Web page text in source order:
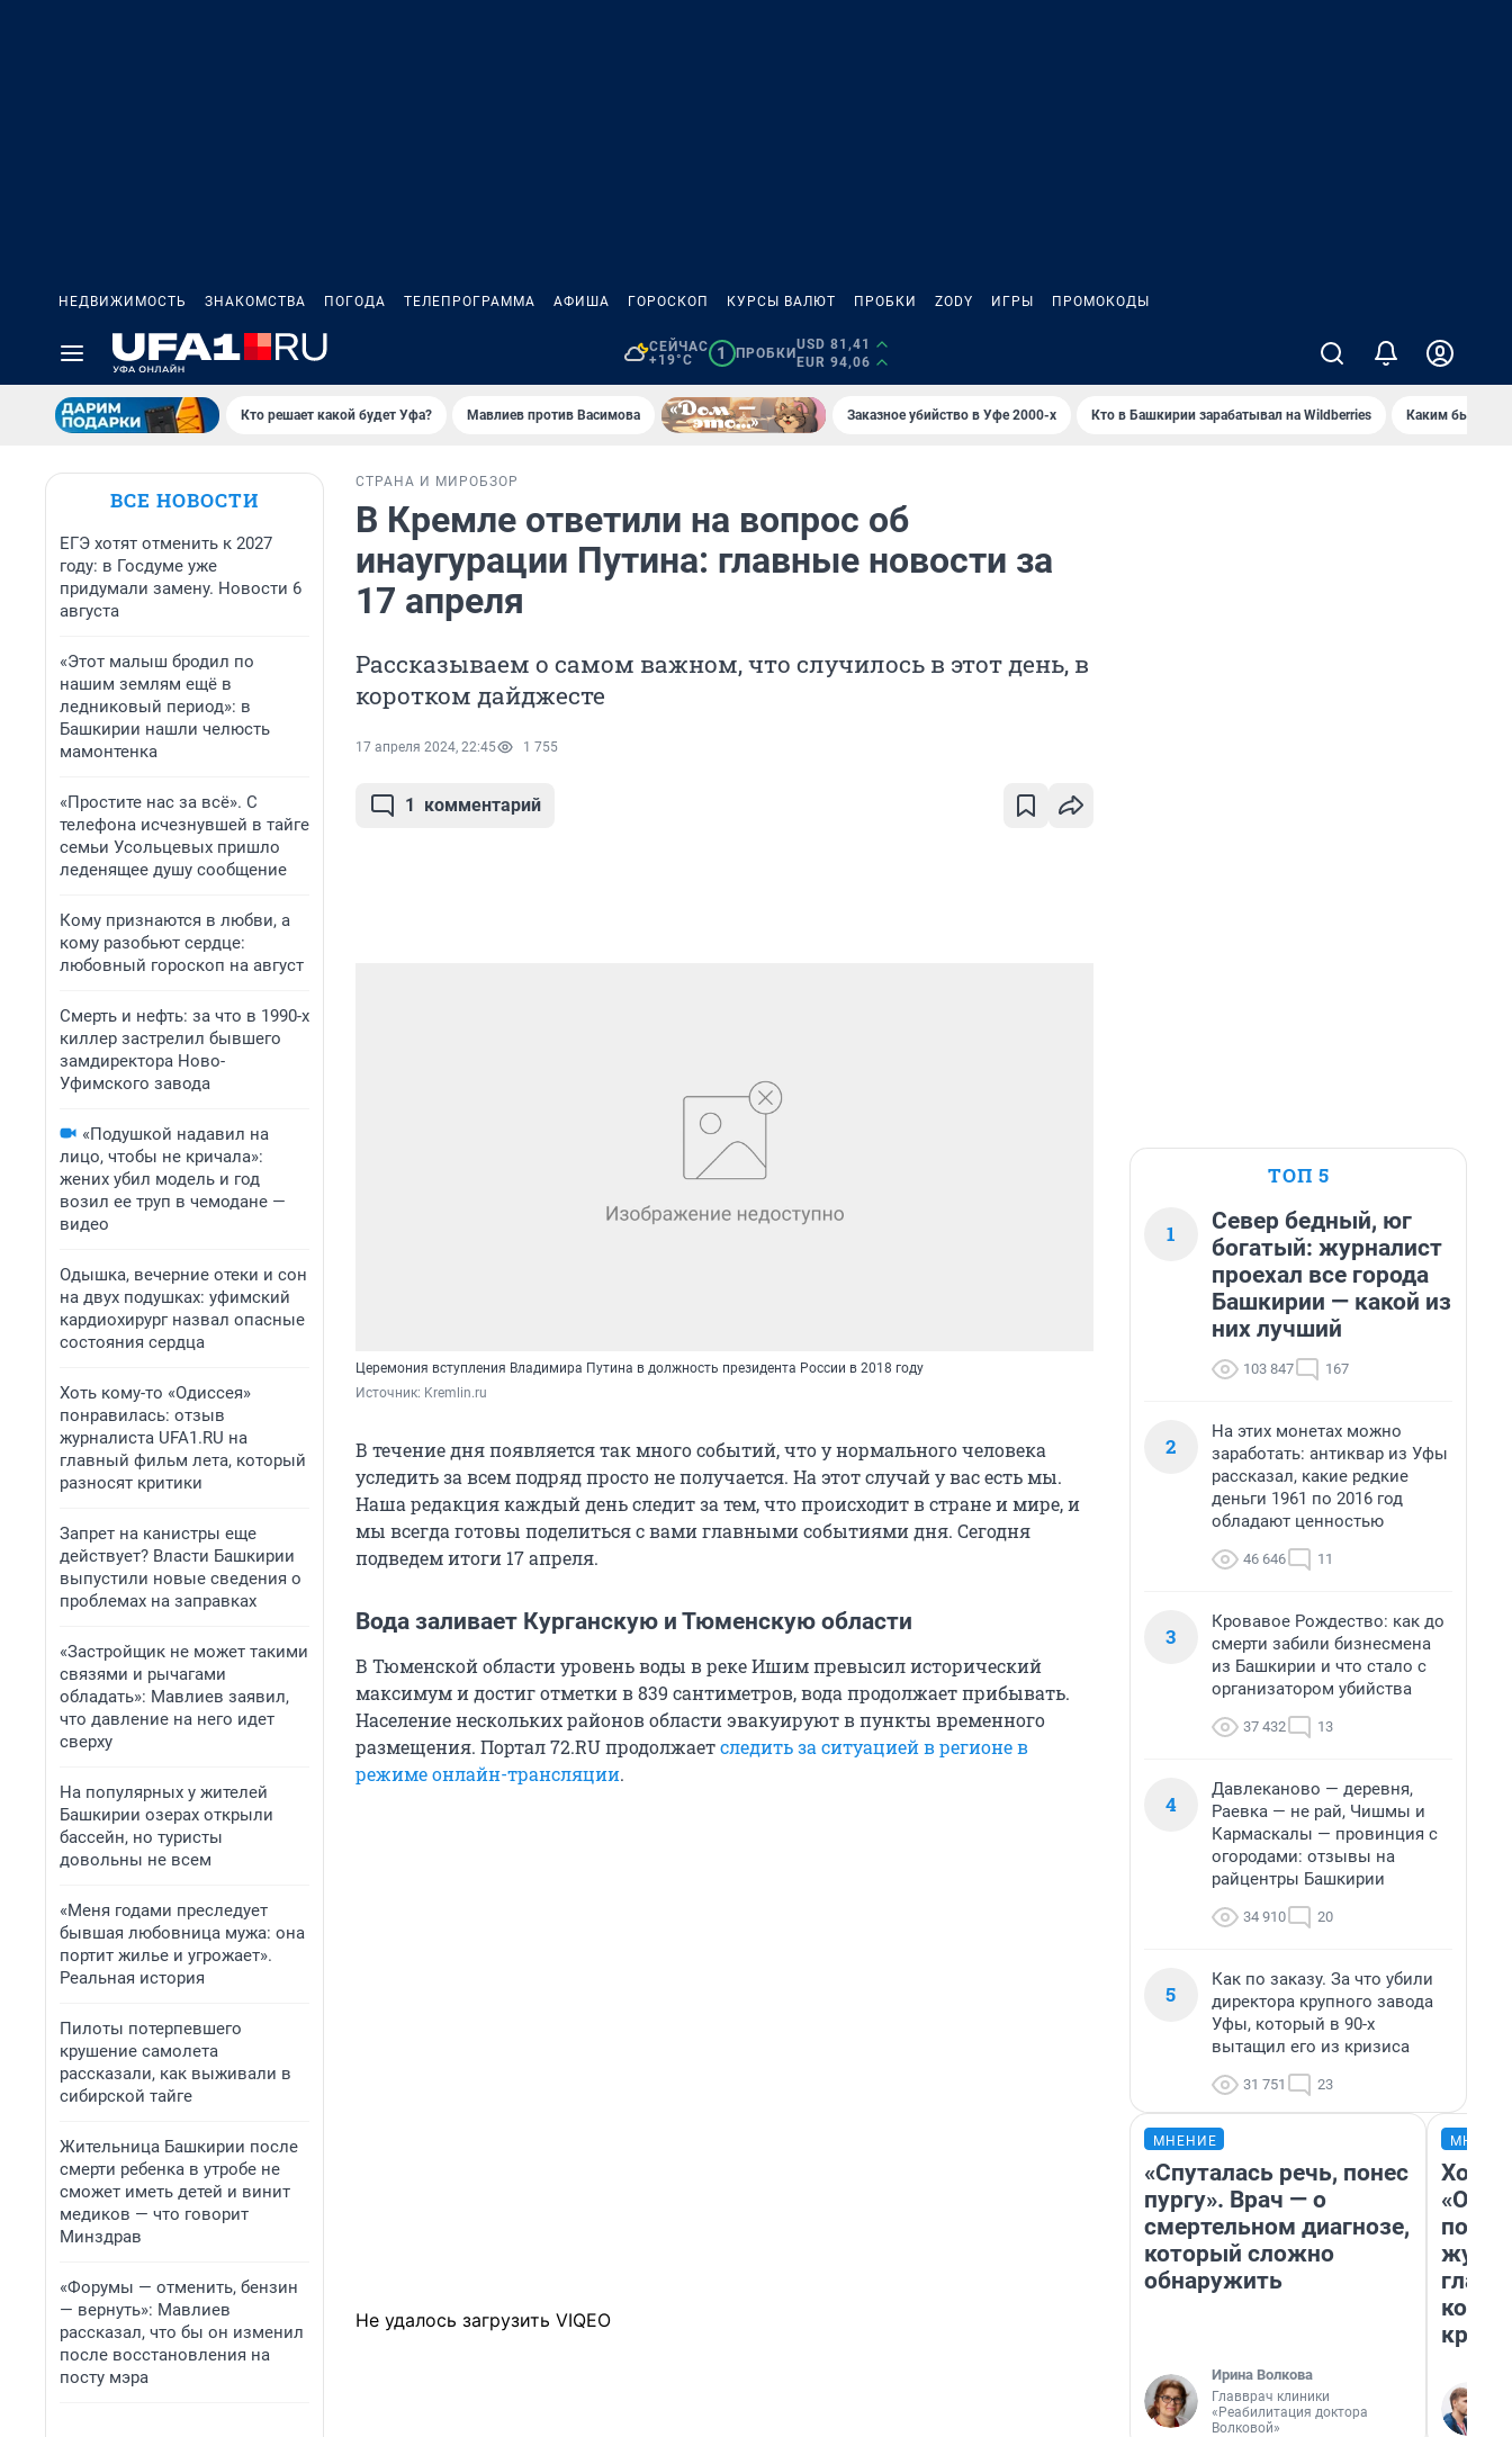
НЕДВИЖИМОСТЬ ЗНАКОМСТВА ПОГОДА ТЕЛЕПРОГРАММА АФИША ГОРОСКОП КУРСЫ ВАЛЮТ ПРОБКИ ZODY ИГРЫ ПРОМОКОДЫ
СЕЙЧАС
+19°C
1 ПРОБКИ
USD 81,41
EUR 94,06
Кто решает какой будет Уфа? Мавлиев против Васимова Заказное убийство в Уфе 2000-х Кто в Башкирии зарабатывал на Wildberries Каким было
ВСЕ НОВОСТИ
ЕГЭ хотят отменить к 2027
году: в Госдуме уже
придумали замену. Новости 6
августа
«Этот малыш бродил по
нашим землям ещё в
ледниковый период»: в
Башкирии нашли челюсть
мамонтенка
«Простите нас за всё». С
телефона исчезнувшей в тайге
семьи Усольцевых пришло
леденящее душу сообщение
Кому признаются в любви, а
кому разобьют сердце:
любовный гороскоп на август
Смерть и нефть: за что в 1990-х
киллер застрелил бывшего
замдиректора Ново-
Уфимского завода
«Подушкой надавил на
лицо, чтобы не кричала»:
жених убил модель и год
возил ее труп в чемодане —
видео
Одышка, вечерние отеки и сон
на двух подушках: уфимский
кардиохирург назвал опасные
состояния сердца
Хоть кому-то «Одиссея»
понравилась: отзыв
журналиста UFA1.RU на
главный фильм лета, который
разносят критики
Запрет на канистры еще
действует? Власти Башкирии
выпустили новые сведения о
проблемах на заправках
«Застройщик не может такими
связями и рычагами
обладать»: Мавлиев заявил,
что давление на него идет
сверху
На популярных у жителей
Башкирии озерах открыли
бассейн, но туристы
довольны не всем
«Меня годами преследует
бывшая любовница мужа: она
портит жилье и угрожает».
Реальная история
Пилоты потерпевшего
крушение самолета
рассказали, как выживали в
сибирской тайге
Жительница Башкирии после
смерти ребенка в утробе не
сможет иметь детей и винит
медиков — что говорит
Минздрав
«Форумы — отменить, бензин
— вернуть»: Мавлиев
рассказал, что бы он изменил
после восстановления на
посту мэра
СТРАНА И МИРОБЗОР
В Кремле ответили на вопрос об
инаугурации Путина: главные новости за
17 апреля
Рассказываем о самом важном, что случилось в этот день, в
коротком дайджесте
17 апреля 2024, 22:45 1 755
1 комментарий
Церемония вступления Владимира Путина в должность президента России в 2018 году
Источник: Kremlin.ru
В течение дня появляется так много событий, что у нормального человека
уследить за всем подряд просто не получается. На этот случай у вас есть мы.
Наша редакция каждый день следит за тем, что происходит в стране и мире, и
мы всегда готовы поделиться с вами главными событиями дня. Сегодня
подведем итоги 17 апреля.
Вода заливает Курганскую и Тюменскую области
В Тюменской области уровень воды в реке Ишим превысил исторический
максимум и достиг отметки в 839 сантиметров, вода продолжает прибывать.
Население нескольких районов области эвакуируют в пункты временного
размещения. Портал 72.RU продолжаетследить за ситуацией в регионе в
режиме онлайн-трансляции.
Не удалось загрузить VIQEO
ТОП 5
1
Север бедный, юг
богатый: журналист
проехал все города
Башкирии — какой из
них лучший
103 847 167
2
На этих монетах можно
заработать: антиквар из Уфы
рассказал, какие редкие
деньги 1961 по 2016 год
обладают ценностью
46 646 11
3
Кровавое Рождество: как до
смерти забили бизнесмена
из Башкирии и что стало с
организатором убийства
37 432 13
4
Давлеканово — деревня,
Раевка — не рай, Чишмы и
Кармаскалы — провинция с
огородами: отзывы на
райцентры Башкирии
34 910 20
5
Как по заказу. За что убили
директора крупного завода
Уфы, который в 90-х
вытащил его из кризиса
31 751 23
МНЕНИЕ
«Спуталась речь, понес
пургу». Врач — о
смертельном диагнозе,
который сложно
обнаружить
Ирина Волкова
Главврач клиники
«Реабилитация доктора
Волковой»
Хоть